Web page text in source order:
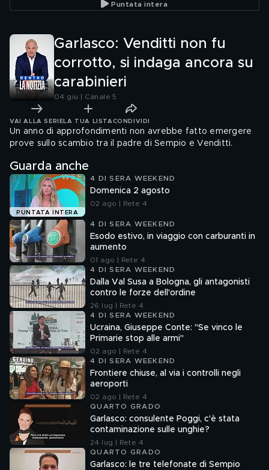
Puntata intera
Garlasco: Venditti non fu
corrotto, si indaga ancora su
carabinieri
04 giu | Canale 5
VAI ALLA SERIE LA TUA LISTA CONDIVIDI
Un anno di approfondimenti non avrebbe fatto emergere
prove sullo scambio tra il padre di Sempio e Venditti.
Guarda anche
PUNTATA INTERA
4 DI SERA WEEKEND
Domenica 2 agosto
02 ago | Rete 4
4 DI SERA WEEKEND
Esodo estivo, in viaggio con carburanti in
aumento
01 ago | Rete 4
4 DI SERA WEEKEND
Dalla Val Susa a Bologna, gli antagonisti
contro le forze dell'ordine
26 lug | Rete 4
4 DI SERA WEEKEND
Ucraina, Giuseppe Conte: "Se vinco le
Primarie stop alle armi"
02 ago | Rete 4
4 DI SERA WEEKEND
Frontiere chiuse, al via i controlli negli
aeroporti
02 ago | Rete 4
QUARTO GRADO
Garlasco: consulente Poggi, c'è stata
contaminazione sulle unghie?
24 lug | Rete 4
QUARTO GRADO
Garlasco: le tre telefonate di Sempio